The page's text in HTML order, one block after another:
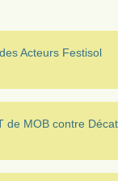
Acteurs Festisol
de MOB contre